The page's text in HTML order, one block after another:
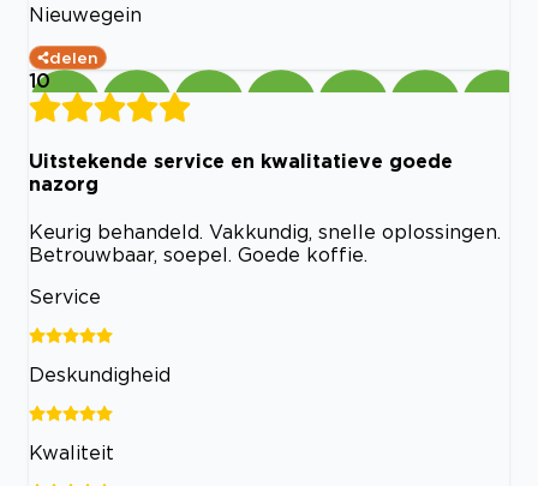
Nieuwegein
delen
10
Uitstekende service en kwalitatieve goede
nazorg
Keurig behandeld. Vakkundig, snelle oplossingen.
Betrouwbaar, soepel. Goede koffie.
Service
Deskundigheid
Kwaliteit